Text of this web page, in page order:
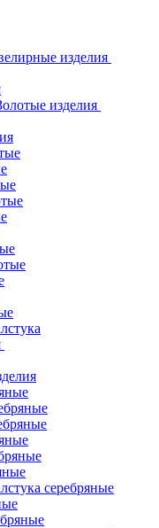
изделия
изделия
серебряные